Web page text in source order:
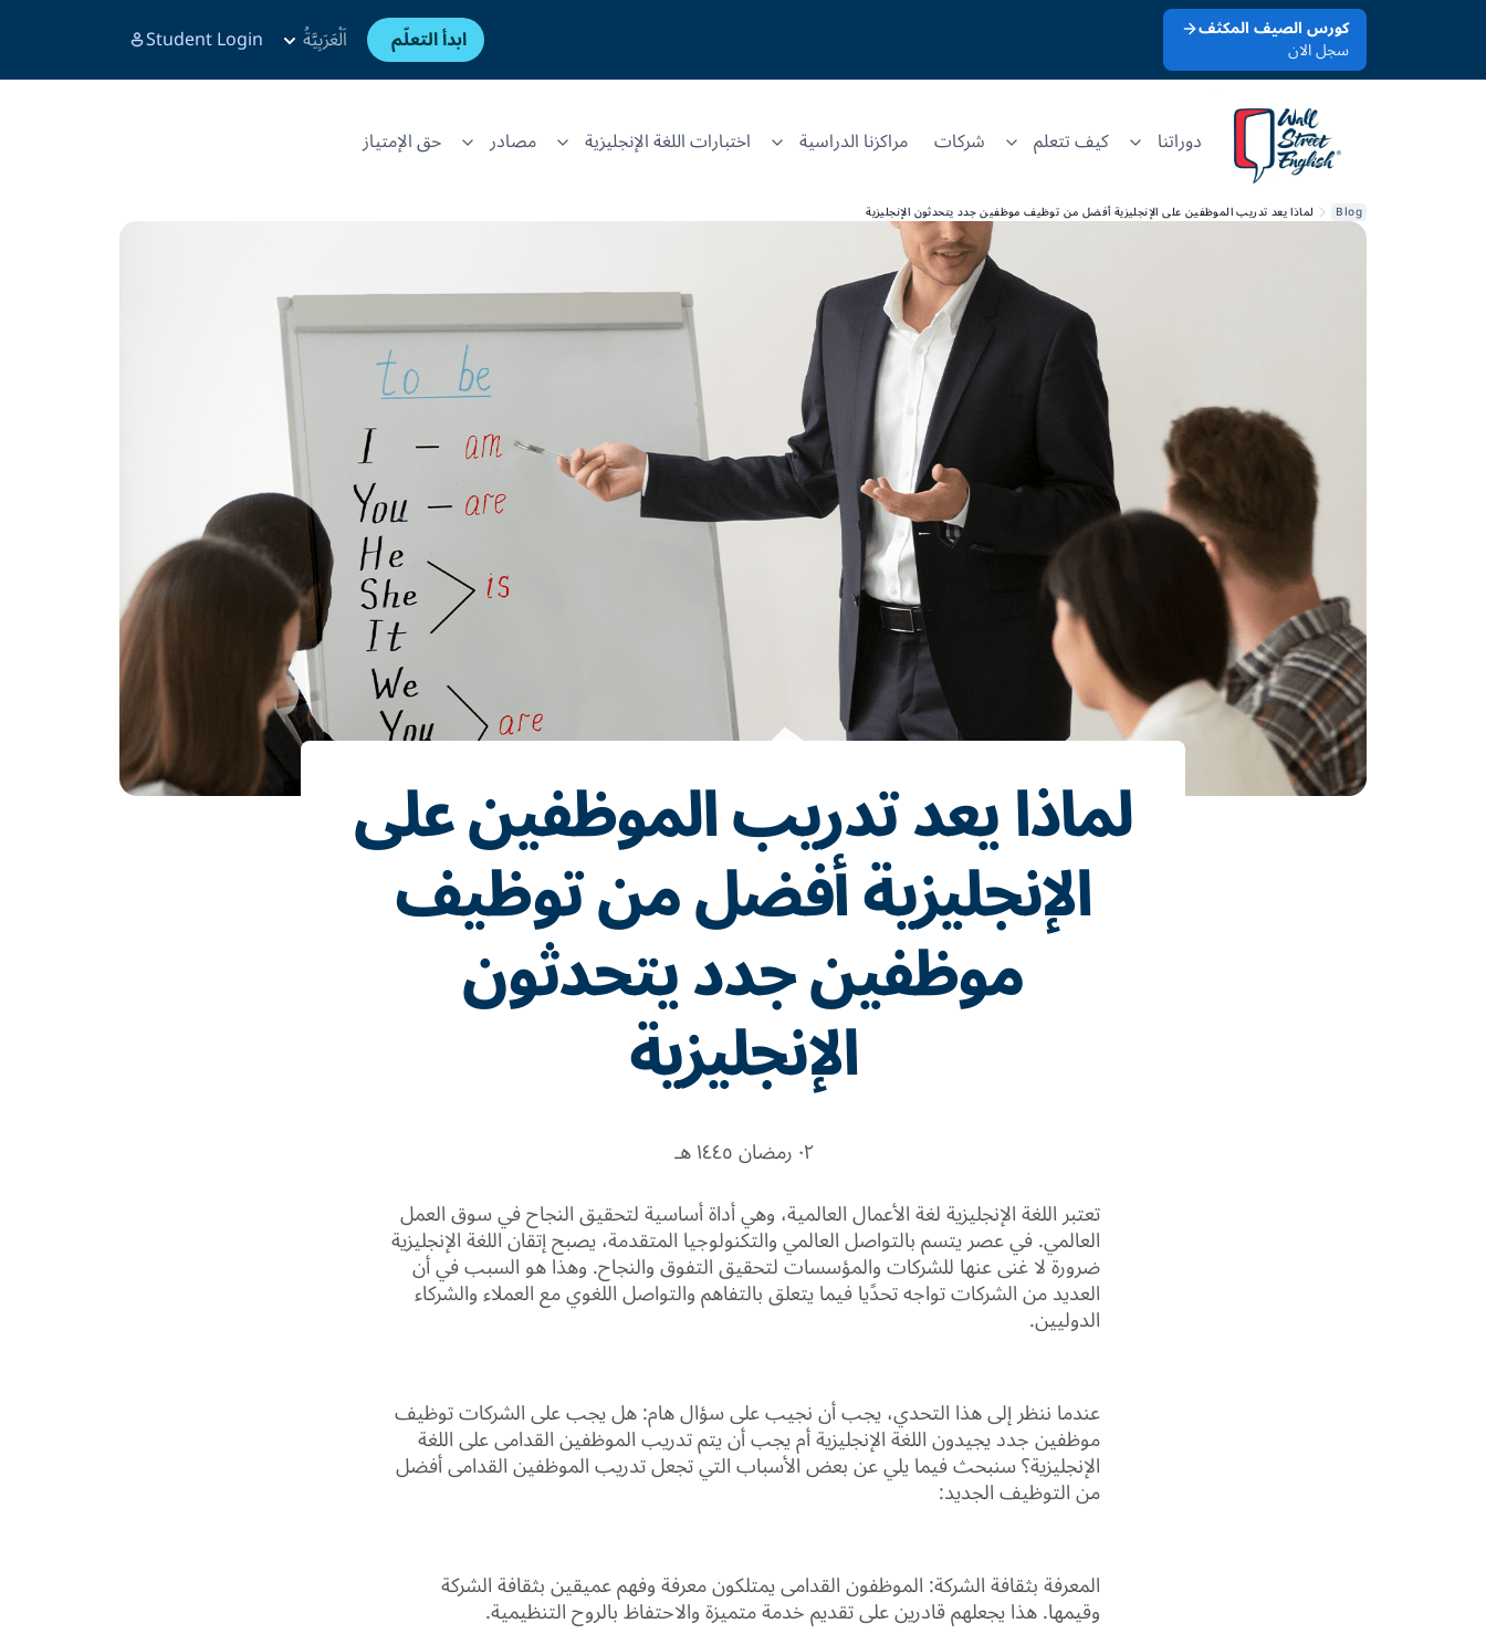
كورس الصيف المكثف
سجل الان ابدأ التعلّم اَلْعَرَبِيَّةُ Student Login
دوراتنا كيف تتعلم شركات مراكزنا الدراسية اختبارات اللغة الإنجليزية مصادر حق الإمتياز
Blog لماذا يعد تدريب الموظفين على الإنجليزية أفضل من توظيف موظفين جدد يتحدثون الإنجليزية
لماذا يعد تدريب الموظفين على
الإنجليزية أفضل من توظيف
موظفين جدد يتحدثون
الإنجليزية
٠٢ رمضان ١٤٤٥ هـ
تعتبر اللغة الإنجليزية لغة الأعمال العالمية، وهي أداة أساسية لتحقيق النجاح في سوق العمل
العالمي. في عصر يتسم بالتواصل العالمي والتكنولوجيا المتقدمة، يصبح إتقان اللغة الإنجليزية
ضرورة لا غنى عنها للشركات والمؤسسات لتحقيق التفوق والنجاح. وهذا هو السبب في أن
العديد من الشركات تواجه تحدًيا فيما يتعلق بالتفاهم والتواصل اللغوي مع العملاء والشركاء
الدوليين.
عندما ننظر إلى هذا التحدي، يجب أن نجيب على سؤال هام: هل يجب على الشركات توظيف
موظفين جدد يجيدون اللغة الإنجليزية أم يجب أن يتم تدريب الموظفين القدامى على اللغة
الإنجليزية؟ سنبحث فيما يلي عن بعض الأسباب التي تجعل تدريب الموظفين القدامى أفضل
من التوظيف الجديد:
المعرفة بثقافة الشركة: الموظفون القدامى يمتلكون معرفة وفهم عميقين بثقافة الشركة
وقيمها. هذا يجعلهم قادرين على تقديم خدمة متميزة والاحتفاظ بالروح التنظيمية.